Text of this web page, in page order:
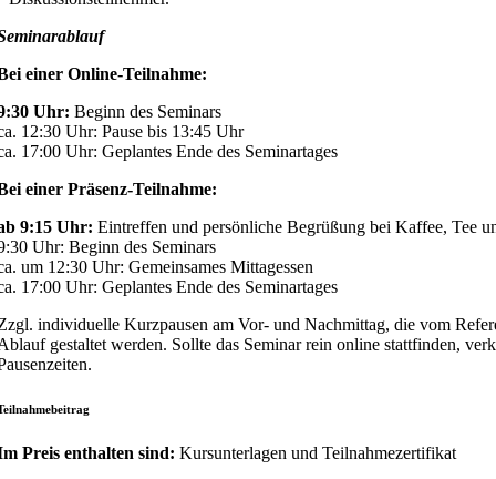
einer Online-Teilnahme:
Uhr: Beginn des Seminars
12:30 Uhr: Pause bis 13:45 Uhr
17:00 Uhr: Geplantes Ende des Seminartages
einer Präsenz-Teilnahme:
9:15 Uhr: Eintreffen und persönliche Begrüßung bei Kaffee, Tee
Uhr: Beginn des Seminars
um 12:30 Uhr: Gemeinsames Mittagessen
17:00 Uhr: Geplantes Ende des Seminartages
individuelle Kurzpausen am Vor- und Nachmittag, die vom
gestaltet werden. Sollte das Seminar rein online stattfinden,
Preis enthalten sind: Kursunterlagen und Teilnahmezertifikat